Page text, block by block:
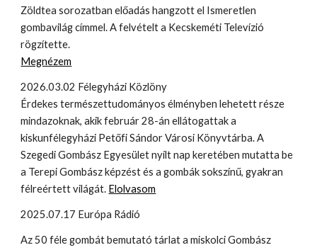
Zöldtea sorozatban előadás hangzott el Ismeretlen
gombavilág címmel. A felvételt a Kecskeméti Televízió
rögzítette.
Megnézem
2026.03.02 Félegyházi Közlöny
Érdekes természettudományos élményben lehetett része
mindazoknak, akik február 28-án ellátogattak a
kiskunfélegyházi Petőfi Sándor Városi Könyvtárba. A
Szegedi Gombász Egyesület nyílt nap keretében mutatta be
a Terepi Gombász képzést és a gombák sokszínű, gyakran
félreértett világát. Elolvasom
2025.07.17 Európa Rádió
Az 50 féle gombát bemutató tárlat a miskolci Gombász